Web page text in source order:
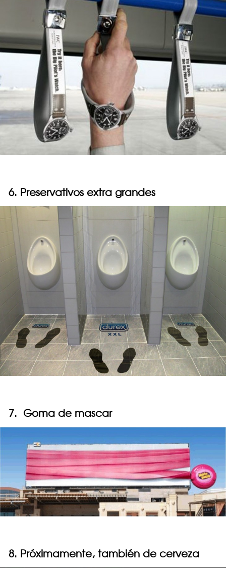
6. Preservativos extra grandes
7. Goma de mascar
8. Próximamente, también de cerveza